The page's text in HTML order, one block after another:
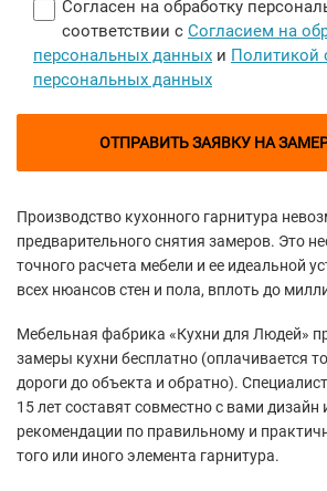
Согласен на обработку
соответствии с Согласием на
персональных данных и Политикой
персональных данных
ОТПРАВИТЬ ЗАЯВКУ НА
Производство кухонного гарнитура
предварительного снятия замеров. Это
точного расчета мебели и ее идеальной
всех нюансов стен и пола, вплоть до
Мебельная фабрика «Кухни для Людей»
замеры кухни бесплатно (оплачивается
дороги до объекта и обратно).
15 лет составят совместно с вами дизайн
рекомендации по правильному и
того или иного элемента гарнитура.